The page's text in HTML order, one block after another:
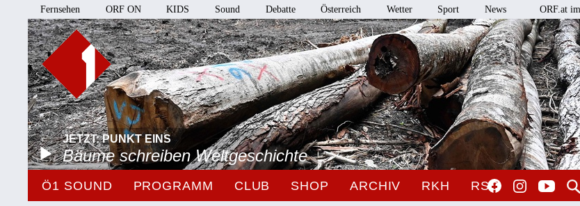
Fernsehen ORF ON KIDS Sound Debatte Österreich Wetter Sport News ORF.at
JETZT: PUNKT EINS
Bäume schreiben Weltgeschichte
Ö1 SOUND PROGRAMM CLUB SHOP ARCHIV RKH RSO